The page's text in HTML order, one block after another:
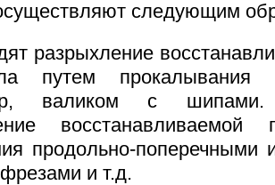
следующим
разрыхление
путем
валиком с шипами.
восстанавливаемой
продольно-поперечными
и т.д.